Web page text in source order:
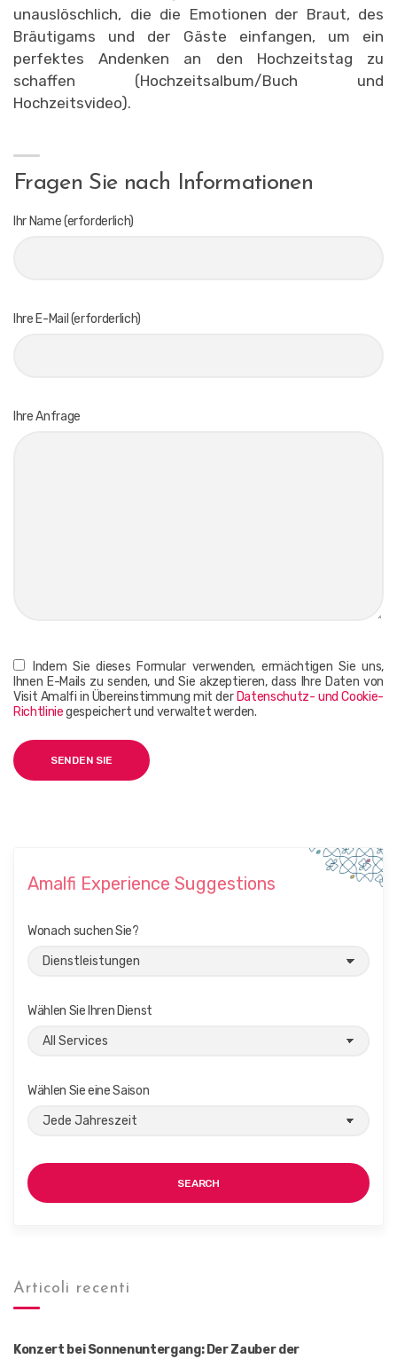
unauslöschlich, die die Emotionen der Braut, des
Bräutigams und der Gäste einfangen, um ein
perfektes Andenken an den Hochzeitstag zu
schaffen (Hochzeitsalbum/Buch und
Hochzeitsvideo).
Fragen Sie nach Informationen
Ihr Name (erforderlich)
Ihre E-Mail (erforderlich)
Ihre Anfrage
Indem Sie dieses Formular verwenden, ermächtigen Sie uns,
Ihnen E-Mails zu senden, und Sie akzeptieren, dass Ihre Daten von
Visit Amalfi in Übereinstimmung mit der Datenschutz- und Cookie-
Richtliniegespeichert und verwaltet werden.
Amalfi Experience Suggestions
Wonach suchen Sie?
Wählen Sie Ihren Dienst
Wählen Sie eine Saison
SEARCH
Articoli recenti
Konzert bei Sonnenuntergang: Der Zauber der